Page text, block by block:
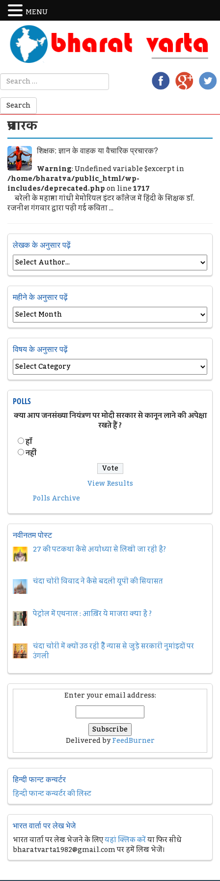
प्रचारक
शिक्षक: ज्ञान के वाहक या वैचारिक प्रचारक?
Warning: Undefined variable $excerpt in
/home/bharatva/public_html/wp-
includes/deprecated.phpon line1717
बरेली के महात्मा गांधी मेमोरियल इंटर कॉलेज में हिंदी के शिक्षक डॉ.
रजनीश गंगवार द्वारा पढ़ी गई कविता ...
लेखक के अनुसार पढ़ें
महीने के अनुसार पढ़ें
विषय के अनुसार पढ़ें
POLLS
क्या आप जनसंख्या नियंत्रण पर मोदी सरकार से कानून लाने की अपेक्षा
रखते हैं ?
हॉं
नहीं
View Results
Polls Archive
नवीनतम पोस्ट
27 की पटकथा कैसे अयोध्या से लिखी जा रही है?
चंदा चोरी विवाद ने कैसे बदली यूपी की सियासत
पेट्रोल में एथनाल : आख़िर ये माजरा क्या है ?
चंदा चोरी में क्यों उठ रही हैैं न्यास से जुड़े सरकारी नुमांइदों पर
उंगली
Enter your email address:
Delivered byFeedBurner
हिन्दी फान्ट कन्वर्टर
हिन्दी फान्ट कन्वर्टर की लिस्ट
भारत वार्ता पर लेख भेजे
भारत वार्ता पर लेख भेजने के लिएयहां क्लिक करेंया फिर सीधे
bharatvarta1982@gmail.com पर हमें लिख भेजें।
MENU